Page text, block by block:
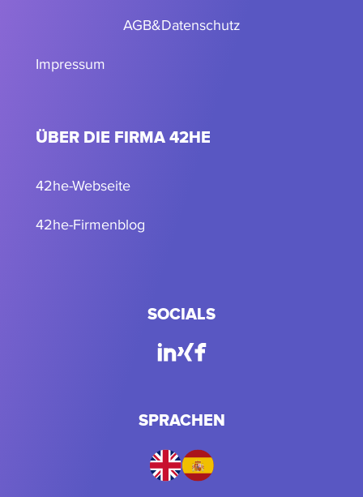
AGB&Datenschutz
Impressum
ÜBER DIE FIRMA 42HE
42he-Webseite
42he-Firmenblog
SOCIALS
SPRACHEN